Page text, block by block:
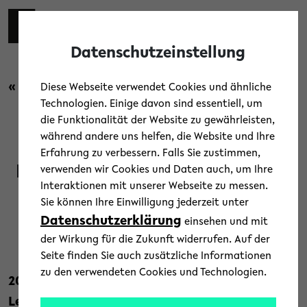
Skip to main content
« Zurück zur Übersicht
Uni-Leben
Lehrkräfte Plus Bielefeld: Neue
Bewerbungsphase
7. Januar 2021
Text: Universität Bielefeld
2017 startete die Universität Bielefeld
Lehrkräfte Plus als Pionierprojekt in
Datenschutzeinstellung
Diese Webseite verwendet Cookies und ähnliche
Technologien. Einige davon sind essentiell, um
die Funktionalität der Website zu gewährleisten,
während andere uns helfen, die Website und Ihre
Erfahrung zu verbessern. Falls Sie zustimmen,
verwenden wir Cookies und Daten auch, um Ihre
Interaktionen mit unserer Webseite zu messen.
Sie können Ihre Einwilligung jederzeit unter
Datenschutzerklärung einsehen und mit
der Wirkung für die Zukunft widerrufen. Auf der
Seite finden Sie auch zusätzliche Informationen
zu den verwendeten Cookies und Technologien.